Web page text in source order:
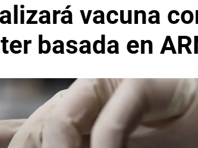
vacuna
basada en